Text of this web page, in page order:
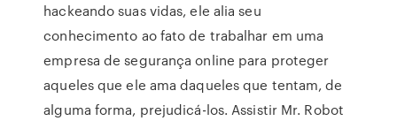
hackeando suas vidas, ele alia seu
conhecimento ao fato de trabalhar em uma
empresa de segurança online para proteger
aqueles que ele ama daqueles que tentam, de
alguma forma, prejudicá-los. Assistir Mr. Robot